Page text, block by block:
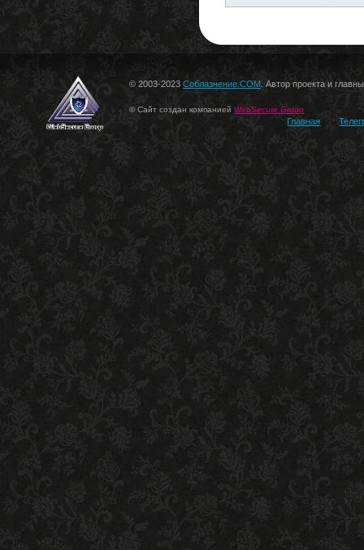
© 2003-2023 Соблазнение.COM . Автор проекта и
© Сайт создан компанией WebSecure Group
Главная